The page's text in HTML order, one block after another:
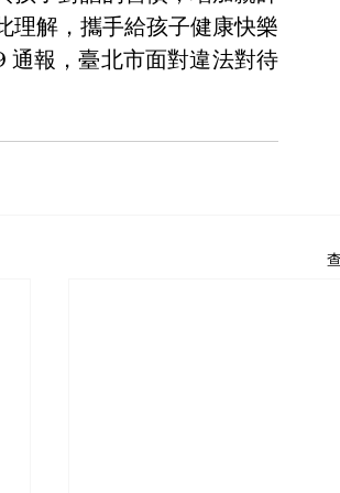
理解，攜手給孩子健康快樂
報，臺北市面對違法對待